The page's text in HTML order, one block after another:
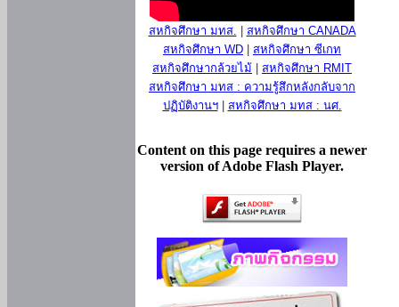
สหกิจศึกษา มทส.
สหกิจศึกษา CANADA
สหกิจศึกษา WD
สหกิจศึกษา ซีเกท
สหกิจศึกษากล้วยไม้
สหกิจศึกษา RMIT
สหกิจศึกษา มทส : ความรู้สึกหลังกลับจาก
ปฏิบัติงานฯ| สหกิจศึกษา มทส : นศ.
Content on this page requires a newer
version of Adobe Flash Player.